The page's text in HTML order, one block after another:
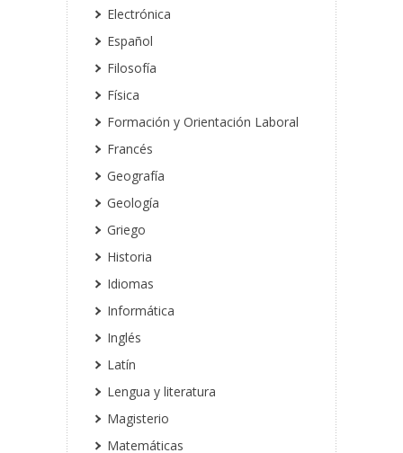
Electrónica
Español
Filosofía
Física
Formación y Orientación Laboral
Francés
Geografía
Geología
Griego
Historia
Idiomas
Informática
Inglés
Latín
Lengua y literatura
Magisterio
Matemáticas